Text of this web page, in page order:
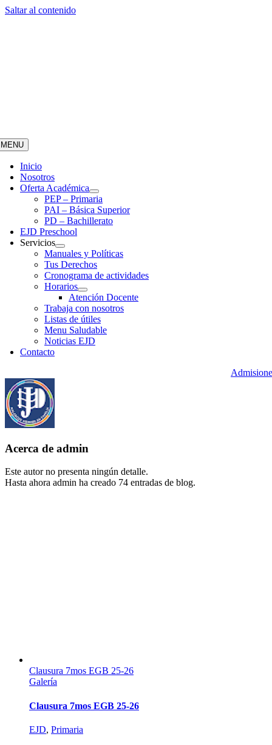
Saltar al contenido
MENU
Inicio
Nosotros
Oferta Académica
PEP – Primaria
PAI – Básica Superior
PD – Bachillerato
EJD Preschool
Servicios
Manuales y Políticas
Tus Derechos
Cronograma de actividades
Horarios
Atención Docente
Trabaja con nosotros
Listas de útiles
Menu Saludable
Noticias EJD
Contacto
Acerca de admin
Este autor no presenta ningún detalle.
Hasta ahora admin ha creado 74 entradas de blog.
Clausura 7mos EGB 25-26
Galería
Clausura 7mos EGB 25-26
EJD, Primaria